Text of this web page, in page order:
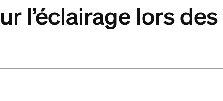
l’éclairage lors